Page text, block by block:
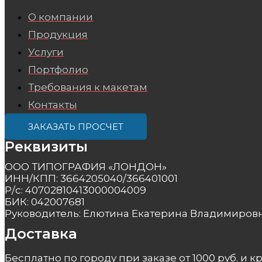
О компании
Продукция
Услуги
Портфолио
Требования к макетам
Контакты
ЗАКАЗАТЬ ПРОСЧЕТ
Реквизиты
ООО ТИПОГРАФИЯ «ЛОНДОН»
ИНН/КПП: 3664205040/366401001
Р/с: 40702810413000004009
БИК: 042007681
Руководитель: Елютина Екатерина
Доставка
Бесплатно по городу при заказе от 1000 руб. и